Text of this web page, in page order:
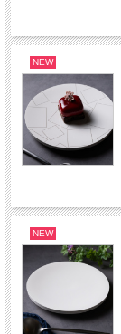
NEW
NEW